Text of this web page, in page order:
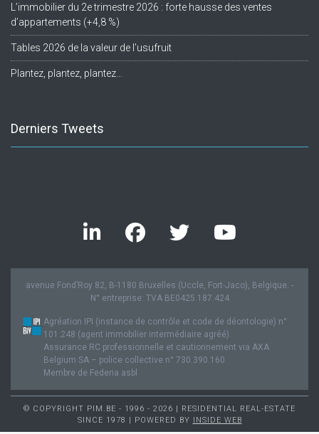
L’immobilier du 2e trimestre 2026 : forte hausse des ventes
d’appartements (+4,8 %)
Tables 2026 de la valeur de l’usufruit
Plantez, plantez, plantez…
Derniers Tweets
avenue Fond’Roy 82, B-1180 Bruxelles (Uccle, Fort-Jaco), Belgique. -
N° entreprise: TVA BE0425.187.424
Agréation IPI (instance de contrôle et code de déontologie) n°
101.248 (agent immobilier intermédiaire agréé).
Assurance RC professionnelle et cautionnement via AXA
Belgium SA – police collective n° 730.390.160
Membre de Federia asbl
© COPYRIGHT PIM.BE - 1996 - 2026 | RESIDENTIAL REAL-ESTATE
SINCE 1978 | POWERED BY INSIDE WEB